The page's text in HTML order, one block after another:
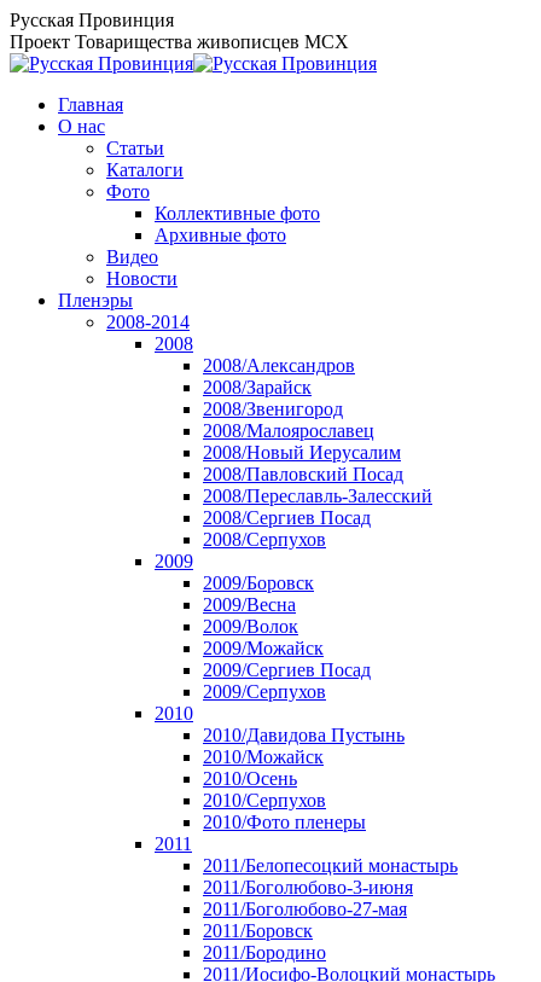
Перейти
к
содержанию
Русская Провинция
Проект Товарищества живописцев МСХ
Главная
О нас
Статьи
Каталоги
Фото
Коллективные фото
Архивные фото
Видео
Новости
Пленэры
2008-2014
2008
2008/Александров
2008/Зарайск
2008/Звенигород
2008/Малоярославец
2008/Новый Иерусалим
2008/Павловский Посад
2008/Переславль-Залесский
2008/Сергиев Посад
2008/Серпухов
2009
2009/Боровск
2009/Весна
2009/Волок
2009/Можайск
2009/Сергиев Посад
2009/Серпухов
2010
2010/Давидова Пустынь
2010/Можайск
2010/Осень
2010/Серпухов
2010/Фото пленеры
2011
2011/Белопесоцкий монастырь
2011/Боголюбово-3-июня
2011/Боголюбово-27-мая
2011/Боровск
2011/Бородино
2011/Иосифо-Волоцкий монастырь